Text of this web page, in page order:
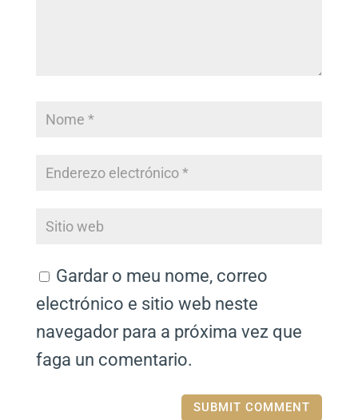
Gardar o meu nome, correo
electrónico e sitio web neste
navegador para a próxima vez que
faga un comentario.